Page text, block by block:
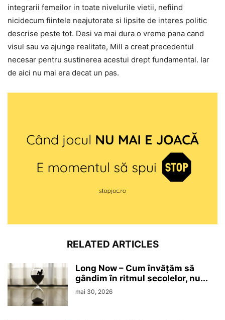
integrarii femeilor in toate nivelurile vietii, nefiind
nicidecum fiintele neajutorate si lipsite de interes politic
descrise peste tot. Desi va mai dura o vreme pana cand
visul sau va ajunge realitate, Mill a creat precedentul
necesar pentru sustinerea acestui drept fundamental. Iar
de aici nu mai era decat un pas.
RELATED ARTICLES
Long Now – Cum învățăm să
gândim în ritmul secolelor, nu...
mai 30, 2026